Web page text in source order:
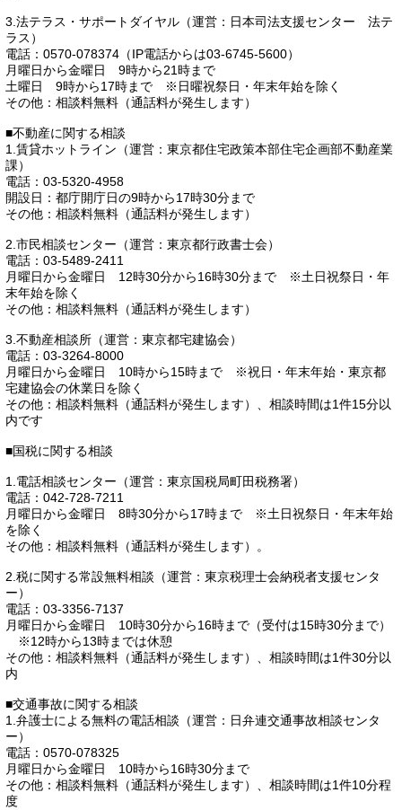
3.法テラス・サポートダイヤル（運営：日本司法支援センター 法テ
ラス）
電話：0570-078374（IP電話からは03-6745-5600）
月曜日から金曜日 9時から21時まで
土曜日 9時から17時まで ※日曜祝祭日・年末年始を除く
その他：相談料無料（通話料が発生します）
■不動産に関する相談
1.賃貸ホットライン（運営：東京都住宅政策本部住宅企画部不動産業
課）
電話：03-5320-4958
開設日：都庁開庁日の9時から17時30分まで
その他：相談料無料（通話料が発生します）
2.市民相談センター（運営：東京都行政書士会）
電話：03-5489-2411
月曜日から金曜日 12時30分から16時30分まで ※土日祝祭日・年
末年始を除く
その他：相談料無料（通話料が発生します）
3.不動産相談所（運営：東京都宅建協会）
電話：03-3264-8000
月曜日から金曜日 10時から15時まで ※祝日・年末年始・東京都
宅建協会の休業日を除く
その他：相談料無料（通話料が発生します）、相談時間は1件15分以
内です
■国税に関する相談
1.電話相談センター（運営：東京国税局町田税務署）
電話：042-728-7211
月曜日から金曜日 8時30分から17時まで ※土日祝祭日・年末年始
を除く
その他：相談料無料（通話料が発生します）。
2.税に関する常設無料相談（運営：東京税理士会納税者支援センタ
ー）
電話：03-3356-7137
月曜日から金曜日 10時30分から16時まで（受付は15時30分まで）
※12時から13時までは休憩
その他：相談料無料（通話料が発生します）、相談時間は1件30分以
内
■交通事故に関する相談
1.弁護士による無料の電話相談（運営：日弁連交通事故相談センタ
ー）
電話：0570-078325
月曜日から金曜日 10時から16時30分まで
その他：相談料無料（通話料が発生します）、相談時間は1件10分程
度